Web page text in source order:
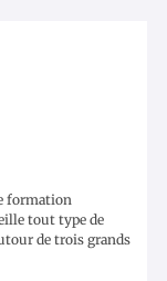
formation
tout type de
de trois grands